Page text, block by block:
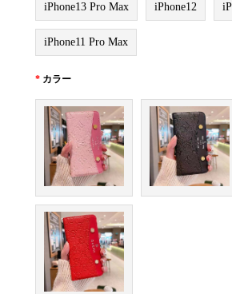
iPhone13 Pro Max iPhone12
iPhone11 Pro Max
* カラー